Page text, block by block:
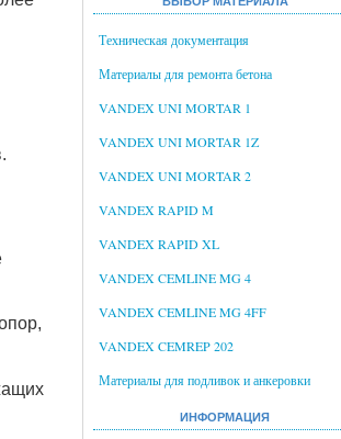
Техническая документация
Материалы для ремонта бетона
VANDEX UNI MORTAR 1
VANDEX UNI MORTAR 1Z
VANDEX UNI MORTAR 2
VANDEX RAPID M
VANDEX RAPID XL
VANDEX CEMLINE MG 4
VANDEX CEMLINE MG 4FF
VANDEX CEMREP 202
Материалы для подливок и анкеровки
ИНФОРМАЦИЯ